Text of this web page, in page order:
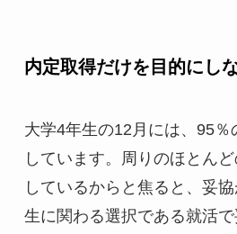
内定取得だけを目的にし
大学4年生の12月には、95
しています。周りのほとん
しているからと焦ると、妥
生に関わる選択である就活